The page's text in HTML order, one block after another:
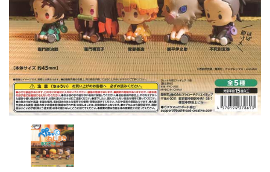
景品・玩具・文具
販促用カプセルトイ
よくあるご質問